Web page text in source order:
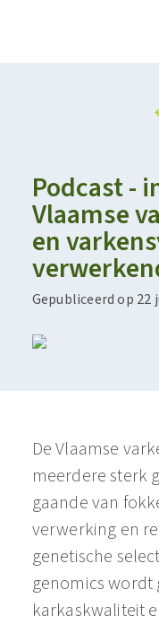
Podcast -
Vlaamse
en
Gepubliceerd op 22
De Vlaamse
meerdere sterk
gaande van
verwerking en
genetische
genomics wordt
karkaskwaliteit